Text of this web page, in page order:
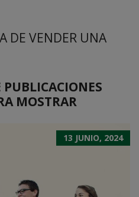
DE VENDER UNA
MOSTRAR
13 JUNIO, 2024